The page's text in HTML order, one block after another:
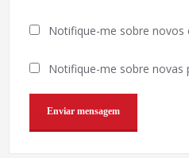
Notifique-me sobre novos
Notifique-me sobre novas